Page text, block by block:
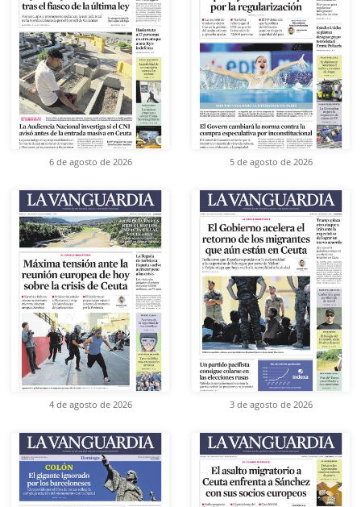
6 de agosto de 2026 5 de agosto de 2026
4 de agosto de 2026 3 de agosto de 2026